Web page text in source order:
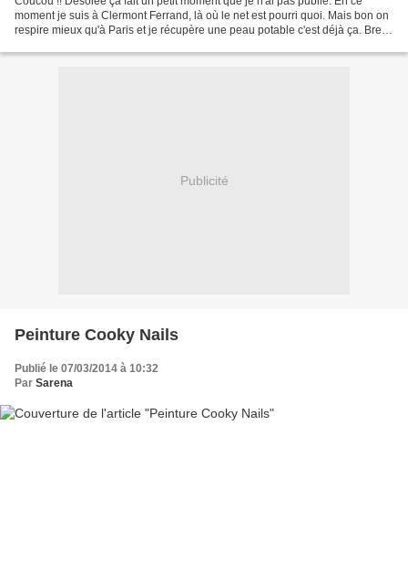
moment je suis à Clermont Ferrand, là où le net est pourri quoi. Mais bon on
respire mieux qu'à Paris et je récupère une peau potable c'est déjà ça. Bref,
Publicité
Peinture Cooky Nails
Publié le 07/03/2014 à 10:32
Par Sarena